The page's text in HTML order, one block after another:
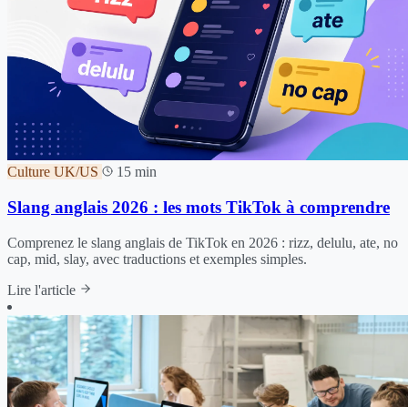
Culture UK/US 15 min
Slang anglais 2026 : les mots TikTok à comprendre
Comprenez le slang anglais de TikTok en 2026 : rizz, delulu, ate, no
cap, mid, slay, avec traductions et exemples simples.
Lire l'article